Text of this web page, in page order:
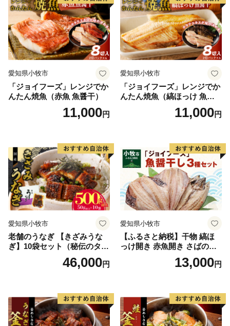
愛知県小牧市
「ジョイフーズ」レンジでか
んたん焼魚（赤魚 魚醤干）
11,000円
愛知県小牧市
「ジョイフーズ」レンジでか
んたん焼魚（縞ほっけ 魚醤
11,000円
愛知県小牧市
老舗のうなぎ 【きざみうな
ぎ】10袋セット（秘伝のタレ
46,000円
愛知県小牧市
【ふるさと納税】干物 縞ほ
っけ開き 赤魚開き さばの開
き 魚醤干し 3種 セット 詰め
合わせ 魚 おかず 肉厚 おいし
取り寄せグルメ 魚醤 ナンプ
ラー 愛知県 小牧市 冷凍 送料
無料
13,000円